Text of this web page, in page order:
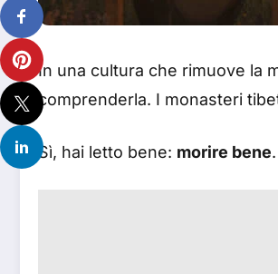
In una cultura che rimuove la
comprenderla. I monasteri
Sì, hai letto bene: morire bene